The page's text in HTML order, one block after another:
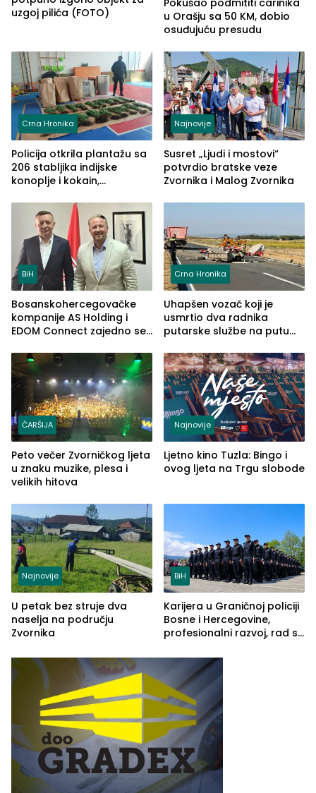
uzgoj pilića (FOTO)
u Orašju sa 50 KM, dobio
osuđujuću presudu
Crna Hronika
Policija otkrila plantažu sa
206 stabljika indijske
konoplje i kokain,
(FOTO)
Najnovije
Susret „Ljudi i mostovi“
potvrdio bratske veze
Zvornika i Malog Zvornika
BiH
Bosanskohercegovačke
kompanije AS Holding i
EDOM Connect zajedno se
Crna Hronika
Uhapšen vozač koji je
usmrtio dva radnika
putarske službe na putu
(FOTO)
ČARŠIJA
Peto večer Zvorničkog ljeta
u znaku muzike, plesa i
velikih hitova
Najnovije
Ljetno kino Tuzla: Bingo i
ovog ljeta na Trgu slobode
Najnovije
U petak bez struje dva
naselja na području
Zvornika
BiH
Karijera u Graničnoj policiji
Bosne i Hercegovine,
profesionalni razvoj, rad sa
služba građanima